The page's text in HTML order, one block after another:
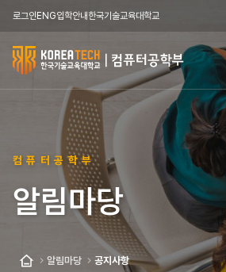
로그인ENG입학안내한국기술교육대학교
한
국
교
육
학
컴퓨터공학부
알림마당
알림마당 공지사항